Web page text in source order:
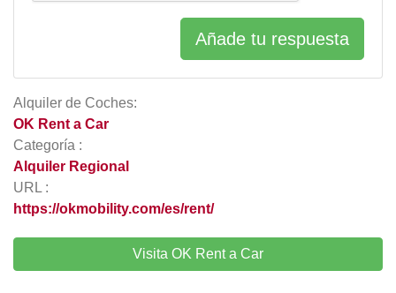
Alquiler de Coches:
OK Rent a Car
Categoría :
Alquiler Regional
URL :
https://okmobility.com/es/rent/
Visita OK Rent a Car
Añade tu respuesta